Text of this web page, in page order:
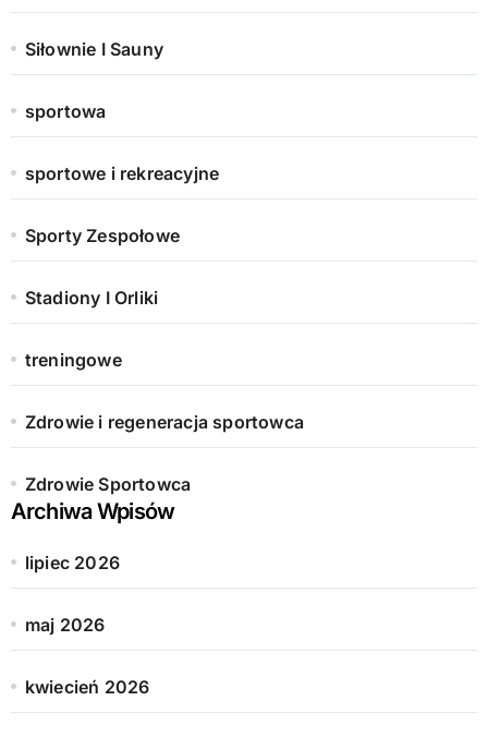
Siłownie I Sauny
sportowa
sportowe i rekreacyjne
Sporty Zespołowe
Stadiony I Orliki
treningowe
Zdrowie i regeneracja sportowca
Zdrowie Sportowca
Archiwa Wpisów
lipiec 2026
maj 2026
kwiecień 2026